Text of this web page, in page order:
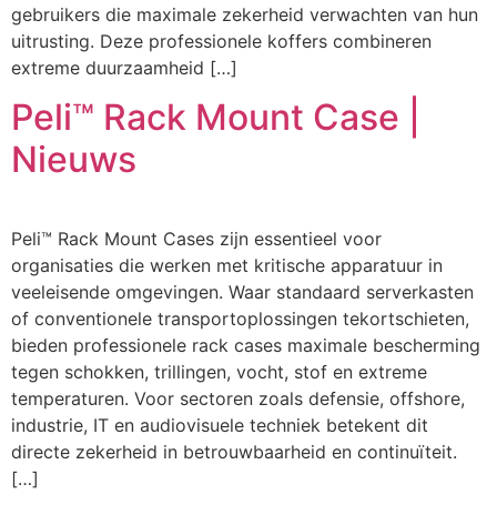
gebruikers die maximale zekerheid verwachten van hun
uitrusting. Deze professionele koffers combineren
extreme duurzaamheid […]
Peli™ Rack Mount Case |
Nieuws
Peli™ Rack Mount Cases zijn essentieel voor
organisaties die werken met kritische apparatuur in
veeleisende omgevingen. Waar standaard serverkasten
of conventionele transportoplossingen tekortschieten,
bieden professionele rack cases maximale bescherming
tegen schokken, trillingen, vocht, stof en extreme
temperaturen. Voor sectoren zoals defensie, offshore,
industrie, IT en audiovisuele techniek betekent dit
directe zekerheid in betrouwbaarheid en continuïteit.
[…]